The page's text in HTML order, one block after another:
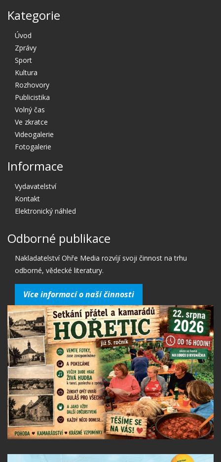
Kategorie
Úvod
Zprávy
Sport
Kultura
Rozhovory
Publicistika
Volný čas
Ve zkratce
Videogalerie
Fotogalerie
Informace
Vydavatelství
Kontakt
Elektronický náhled
Odborné publikace
Nakladatelství Ohře Media rozvíjí svoji činnost na trhu
odborné, vědecké literatury.
Více informací o naší činnosti